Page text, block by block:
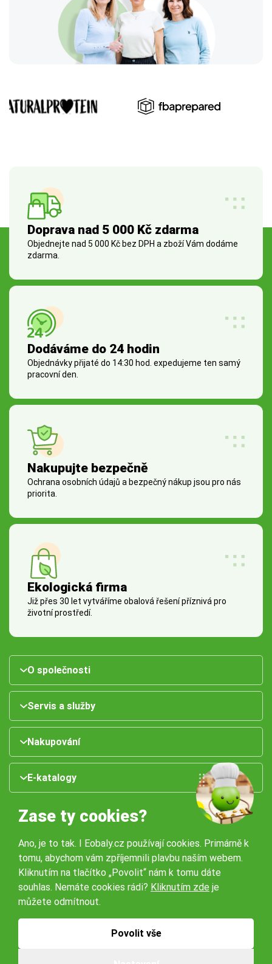
Doprava nad 5 000 Kč zdarma
Objednejte nad 5 000 Kč bez DPH a zboží Vám dodáme
zdarma.
Dodáváme do 24 hodin
Objednávky přijaté do 14:30 hod. expedujeme ten samý
pracovní den.
Nakupujte bezpečně
Ochrana osobních údajů a bezpečný nákup jsou pro nás
priorita.
Ekologická firma
Již přes 30 let vytváříme obalová řešení příznivá pro
životní prostředí.
O společnosti
Servis a služby
Nakupování
E-katalogy
Naše pobočky:
Obchodní podmínky
Zase ty cookies?
Ano, je to tak. I Eobaly.cz používají cookies. Primárně k
tomu, abychom vám zpříjemnili plavbu naším webem.
Kliknutím na tlačítko „Povolit“ nám k tomu dáte
souhlas. Nemáte cookies rádi? Kliknutím zde je
můžete odmítnout.
Povolit vše